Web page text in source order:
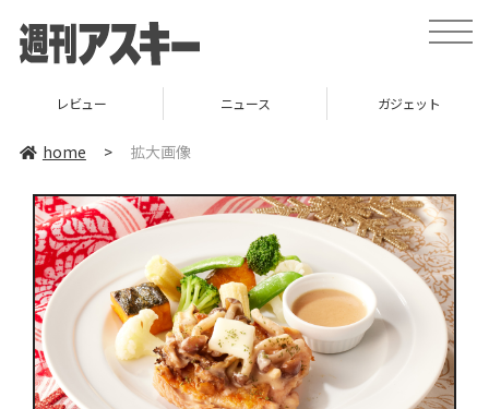
toggle
レビュー ニュース ガジェット
home > 拡大画像